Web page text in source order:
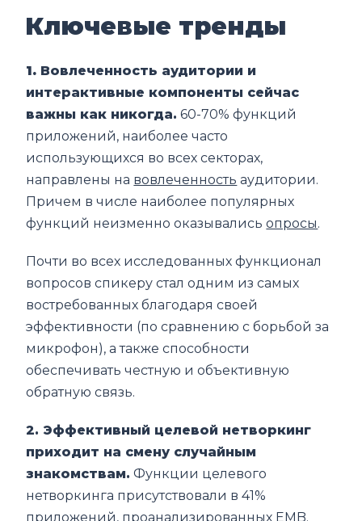
Ключевые тренды
1. Вовлеченность аудитории и
интерактивные компоненты сейчас
важны как никогда. 60-70% функций
приложений, наиболее часто
использующихся во всех секторах,
направлены на вовлеченность аудитории.
Причем в числе наиболее популярных
функций неизменно оказывалисьопросы.
Почти во всех исследованных функционал
вопросов спикеру стал одним из самых
востребованных благодаря своей
эффективности (по сравнению с борьбой за
микрофон), а также способности
обеспечивать честную и объективную
обратную связь.
2. Эффективный целевой нетворкинг
приходит на смену случайным
знакомствам. Функции целевого
нетворкинга присутствовали в 41%
приложений, проанализированных EMB.